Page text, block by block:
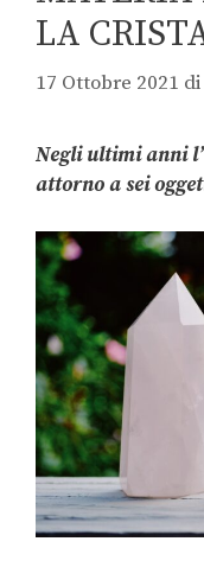
LA
17 Ottobre 2021 di
Negli ultimi anni
attorno a sei